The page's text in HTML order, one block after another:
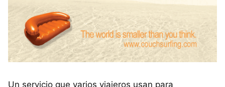
Un servicio que varios viajeros usan para